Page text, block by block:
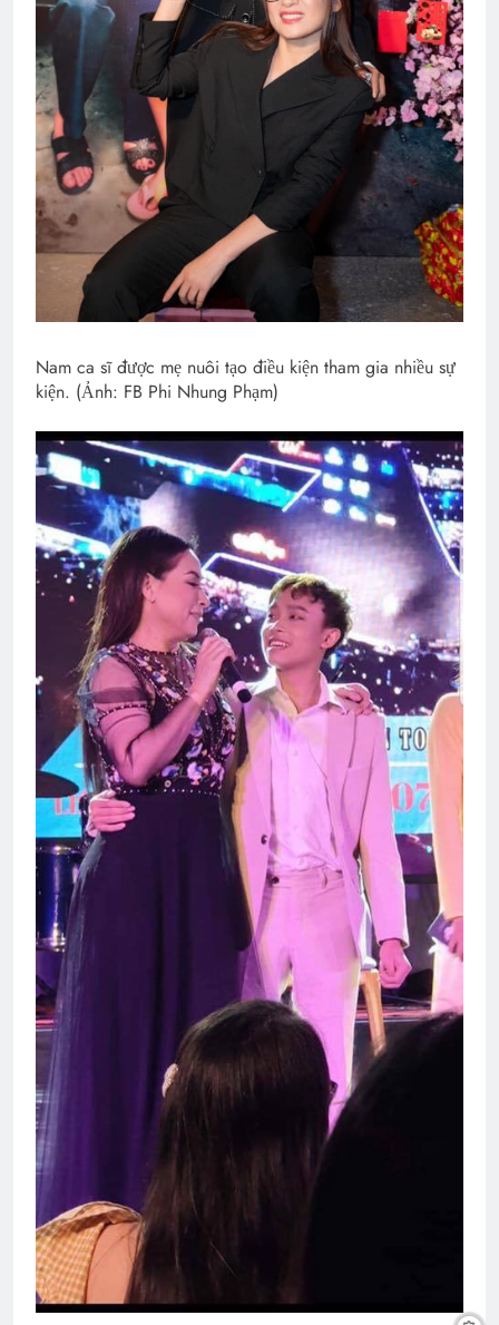
Nam ca sĩ được mẹ nuôi tạo điều kiện tham gia nhiều sự
kiện. (Ảnh: FB Phi Nhung Phạm)